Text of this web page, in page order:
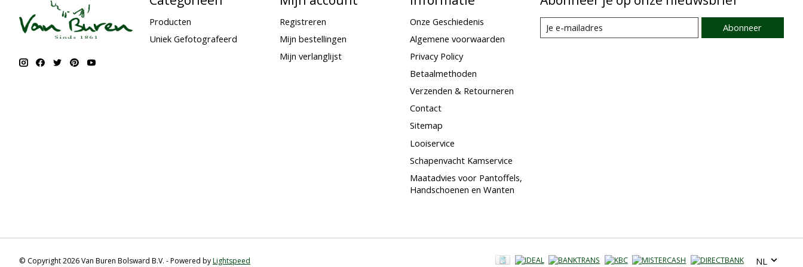
Producten
Uniek Gefotografeerd
Registreren
Mijn bestellingen
Mijn verlanglijst
Onze Geschiedenis
Algemene voorwaarden
Privacy Policy
Betaalmethoden
Verzenden & Retourneren
Contact
Sitemap
Looiservice
Schapenvacht Kamservice
Maatadvies voor Pantoffels,
Handschoenen en Wanten
Abonneer
© Copyright 2026 Van Buren Bolsward B.V. - Powered byLightspeed NL